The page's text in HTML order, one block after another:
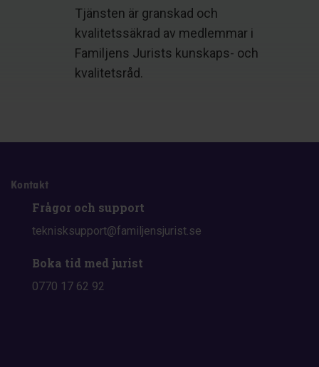
Tjänsten är granskad och
kvalitetssäkrad av medlemmar i
Familjens Jurists kunskaps- och
kvalitetsråd.
Kontakt
Frågor och support
teknisksupport@familjensjurist.se
Boka tid med jurist
0770 17 62 92